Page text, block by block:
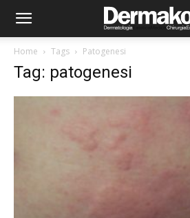
Home Tags Patogenesi
Tag: patogenesi